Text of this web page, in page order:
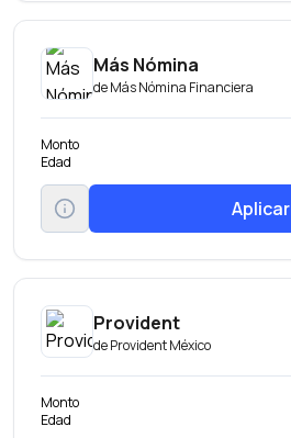
Más Nómina
deMás Nómina Financiera
Monto
Edad
Aplicar
Provident
deProvident México
Monto
Edad